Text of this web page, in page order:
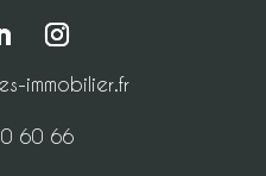
immobilier.fr
60 66